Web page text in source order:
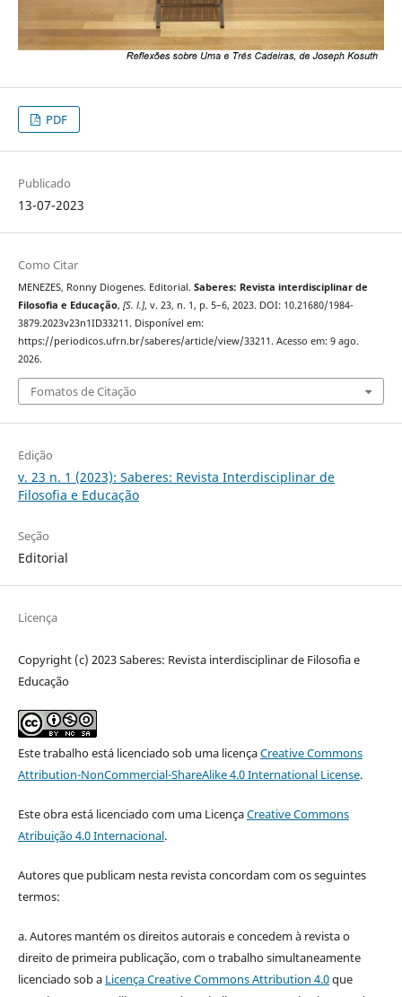
PDF
Publicado
13-07-2023
Como Citar
MENEZES, Ronny Diogenes. Editorial. Saberes: Revista interdisciplinar de
Filosofia e Educação, [S. l.], v. 23, n. 1, p. 5–6, 2023. DOI: 10.21680/1984-
3879.2023v23n1ID33211. Disponível em:
https://periodicos.ufrn.br/saberes/article/view/33211. Acesso em: 9 ago.
2026.
Fomatos de Citação
Edição
v. 23 n. 1 (2023): Saberes: Revista Interdisciplinar de
Filosofia e Educação
Seção
Editorial
Licença
Copyright (c) 2023 Saberes: Revista interdisciplinar de Filosofia e
Educação
Este trabalho está licenciado sob uma licençaCreative Commons
Attribution-NonCommercial-ShareAlike 4.0 International License.
Este obra está licenciado com uma LicençaCreative Commons
Atribuição 4.0 Internacional.
Autores que publicam nesta revista concordam com os seguintes
termos:
a. Autores mantém os direitos autorais e concedem à revista o
direito de primeira publicação, com o trabalho simultaneamente
licenciado sob a Licença Creative Commons Attribution 4.0que